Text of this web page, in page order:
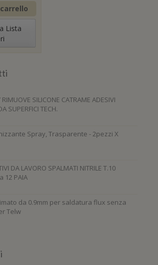
Lista
RIMUOVE SILICONE CATRAME ADESIVI
SUPERFICI TECH.
Spray, Trasparente - 2pezzi X
DA LAVORO SPALMATI NITRILE T.10
12 PAIA
da 0.9mm per saldatura flux senza
Telw